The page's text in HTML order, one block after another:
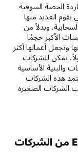
الحصة السوقية
يقوم العديد منها
وبدلاً من
الأكبر حجمًا
وتجعل أعمالها أكثر
يمكن للشركات
والبنية الأساسية
هذه الشركات
الشركات الصغيرة
التحديات والفرص التجارية لـ ERP من الشركات